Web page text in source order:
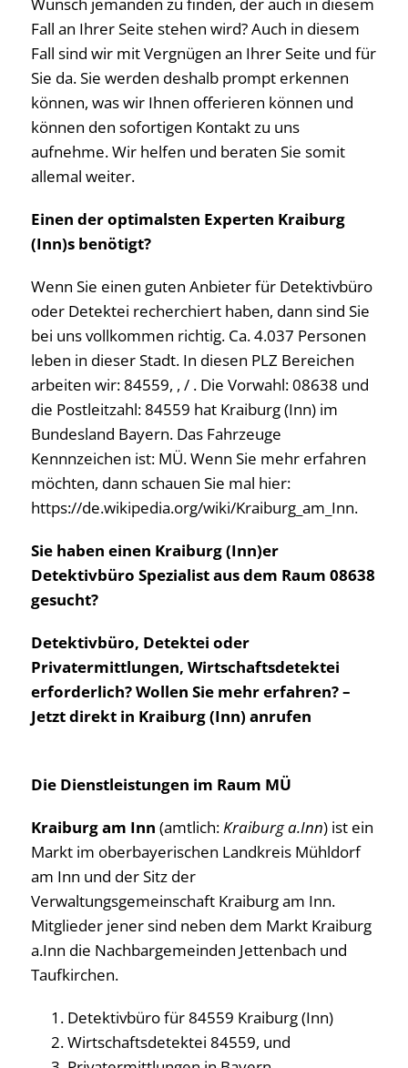
Wunsch jemanden zu finden, der auch in diesem
Fall an Ihrer Seite stehen wird? Auch in diesem
Fall sind wir mit Vergnügen an Ihrer Seite und für
Sie da. Sie werden deshalb prompt erkennen
können, was wir Ihnen offerieren können und
können den sofortigen Kontakt zu uns
aufnehme. Wir helfen und beraten Sie somit
allemal weiter.
Einen der optimalsten Experten Kraiburg
(Inn)s benötigt?
Wenn Sie einen guten Anbieter für Detektivbüro
oder Detektei recherchiert haben, dann sind Sie
bei uns vollkommen richtig. Ca. 4.037 Personen
leben in dieser Stadt. In diesen PLZ Bereichen
arbeiten wir: 84559, , / . Die Vorwahl: 08638 und
die Postleitzahl: 84559 hat Kraiburg (Inn) im
Bundesland Bayern. Das Fahrzeuge
Kennnzeichen ist: MÜ. Wenn Sie mehr erfahren
möchten, dann schauen Sie mal hier:
https://de.wikipedia.org/wiki/Kraiburg_am_Inn.
Sie haben einen Kraiburg (Inn)er
Detektivbüro Spezialist aus dem Raum 08638
gesucht?
Detektivbüro, Detektei oder
Privatermittlungen, Wirtschaftsdetektei
erforderlich? Wollen Sie mehr erfahren? –
Jetzt direkt in Kraiburg (Inn) anrufen
Die Dienstleistungen im Raum MÜ
Kraiburg am Inn (amtlich:Kraiburg a.Inn) ist ein
Markt im oberbayerischen Landkreis Mühldorf
am Inn und der Sitz der
Verwaltungsgemeinschaft Kraiburg am Inn.
Mitglieder jener sind neben dem Markt Kraiburg
a.Inn die Nachbargemeinden Jettenbach und
Taufkirchen.
Detektivbüro für 84559 Kraiburg (Inn)
Wirtschaftsdetektei 84559, und